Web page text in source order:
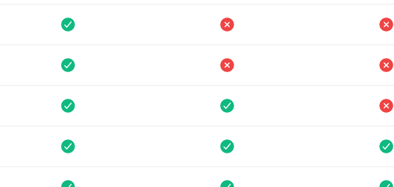
Non disponible Non disponible
Non disponible Non disponible
Non disponible